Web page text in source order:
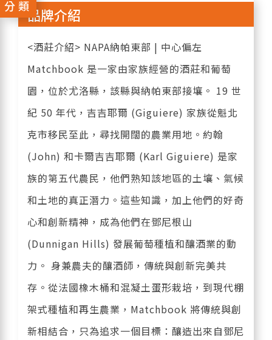
分類品牌介紹
<酒莊介紹> NAPA納帕東部 | 中心偏左
Matchbook 是一家由家族經營的酒莊和葡萄
園，位於尤洛縣，該縣與納帕東部接壤。 19 世
紀 50 年代，吉吉耶爾 (Giguiere) 家族從魁北
克市移民至此，尋找開闊的農業用地。約翰
(John) 和卡爾吉吉耶爾 (Karl Giguiere) 是家
族的第五代農民，他們熟知該地區的土壤、氣候
和土地的真正潛力。這些知識，加上他們的好奇
心和創新精神，成為他們在鄧尼根山
(Dunnigan Hills) 發展葡萄種植和釀酒業的動
力。 身兼農夫的釀酒師，傳統與創新完美共
存。從法國橡木桶和混凝土蛋形栽培，到現代棚
架式種植和再生農業，Matchbook 將傳統與創
新相結合，只為追求一個目標：釀造出來自鄧尼